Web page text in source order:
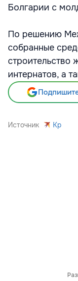
Болгарии с
По решению
собранные
строительство
интернатов, а
Источник Kp